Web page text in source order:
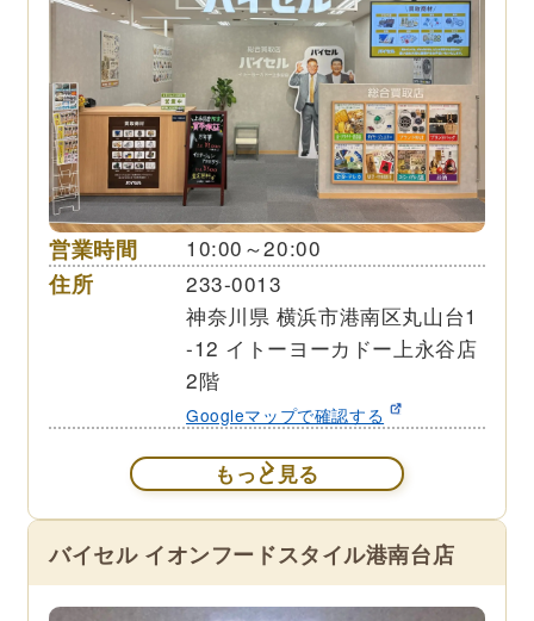
営業時間 10:00～20:00
住所
233-0013
神奈川県 横浜市港南区丸山台1
-12 イトーヨーカドー上永谷店
2階
Googleマップで確認する
もっと見る
バイセル イオンフードスタイル港南台店